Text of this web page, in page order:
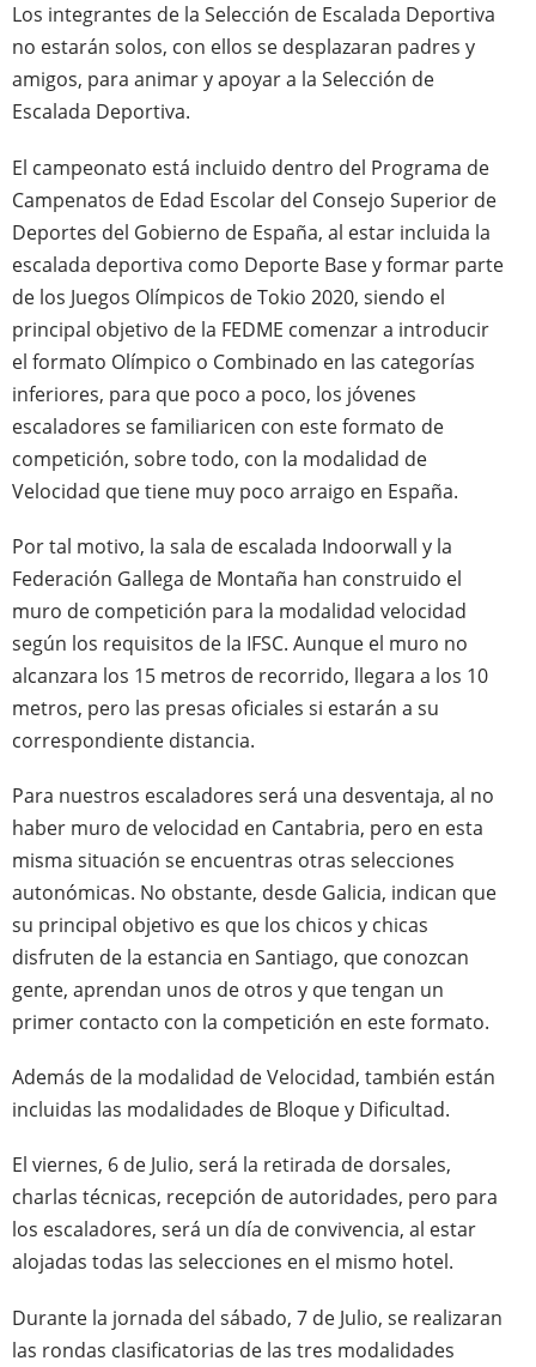
Los integrantes de la Selección de Escalada Deportiva
no estarán solos, con ellos se desplazaran padres y
amigos, para animar y apoyar a la Selección de
Escalada Deportiva.
El campeonato está incluido dentro del Programa de
Campenatos de Edad Escolar del Consejo Superior de
Deportes del Gobierno de España, al estar incluida la
escalada deportiva como Deporte Base y formar parte
de los Juegos Olímpicos de Tokio 2020, siendo el
principal objetivo de la FEDME comenzar a introducir
el formato Olímpico o Combinado en las categorías
inferiores, para que poco a poco, los jóvenes
escaladores se familiaricen con este formato de
competición, sobre todo, con la modalidad de
Velocidad que tiene muy poco arraigo en España.
Por tal motivo, la sala de escalada Indoorwall y la
Federación Gallega de Montaña han construido el
muro de competición para la modalidad velocidad
según los requisitos de la IFSC. Aunque el muro no
alcanzara los 15 metros de recorrido, llegara a los 10
metros, pero las presas oficiales si estarán a su
correspondiente distancia.
Para nuestros escaladores será una desventaja, al no
haber muro de velocidad en Cantabria, pero en esta
misma situación se encuentras otras selecciones
autonómicas. No obstante, desde Galicia, indican que
su principal objetivo es que los chicos y chicas
disfruten de la estancia en Santiago, que conozcan
gente, aprendan unos de otros y que tengan un
primer contacto con la competición en este formato.
Además de la modalidad de Velocidad, también están
incluidas las modalidades de Bloque y Dificultad.
El viernes, 6 de Julio, será la retirada de dorsales,
charlas técnicas, recepción de autoridades, pero para
los escaladores, será un día de convivencia, al estar
alojadas todas las selecciones en el mismo hotel.
Durante la jornada del sábado, 7 de Julio, se realizaran
las rondas clasificatorias de las tres modalidades